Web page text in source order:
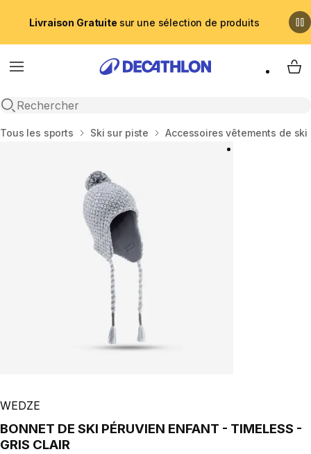
Livraison Gratuite sur une sélection de produits
Menu
Recherche ouverte
My
Accueil
Tous les sports Ski sur piste Accessoires vêtements de ski
WEDZE
BONNET DE SKI PÉRUVIEN ENFANT - TIMELESS -
GRIS CLAIR